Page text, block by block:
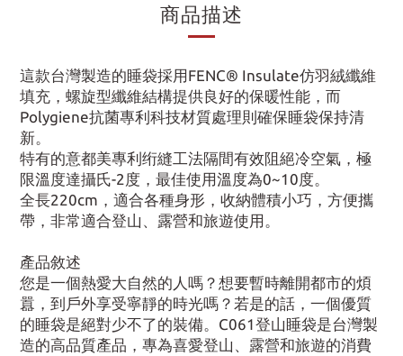
商品描述
這款台灣製造的睡袋採用FENC® Insulate仿羽絨纖維
填充，螺旋型纖維結構提供良好的保暖性能，而
Polygiene抗菌專利科技材質處理則確保睡袋保持清
新。
特有的意都美專利绗縫工法隔間有效阻絕冷空氣，極
限溫度達攝氏-2度，最佳使用溫度為0~10度。
全長220cm，適合各種身形，收納體積小巧，方便攜
帶，非常適合登山、露營和旅遊使用。
產品敘述
您是一個熱愛大自然的人嗎？想要暫時離開都市的煩
囂，到戶外享受寧靜的時光嗎？若是的話，一個優質
的睡袋是絕對少不了的裝備。C061登山睡袋是台灣製
造的高品質產品，專為喜愛登山、露營和旅遊的消費